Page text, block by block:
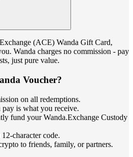
(ACE) Wanda Gift Card,
Wanda charges no commission - pay
just pure value.
Voucher?
on all redemptions.
is what you receive.
fund your Wanda.Exchange Custody
character code.
to friends, family, or partners.